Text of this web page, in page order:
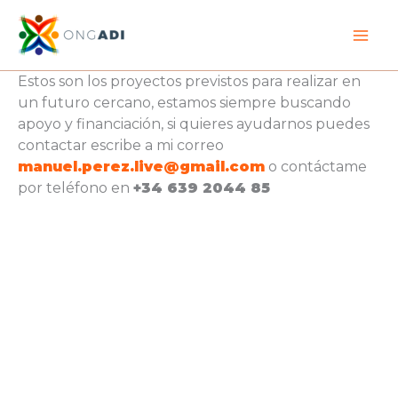
contenido
Estos son los proyectos previstos para realizar en
un futuro cercano, estamos siempre buscando
apoyo y financiación, si quieres ayudarnos puedes
contactar escribe a mi correo
manuel.perez.live@gmail.com o contáctame
por teléfono en +34 639 2044 85